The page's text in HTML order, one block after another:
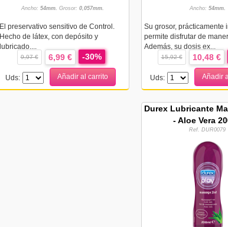
Ancho: 54mm. Grosor: 0,057mm.
El preservativo sensitivo de Control.
Hecho de látex, con depósito y
lubricado....
9,97 € 6,99 € -30%
Uds: Añadir al carrito
Ancho: 54mm.
Su grosor, prácticamente
permite disfrutar de
Además, su dosis ex...
15,92 € 10,48 €
Uds: Añadir
Durex Lubricante
- Aloe Vera
Ref. DUR0079